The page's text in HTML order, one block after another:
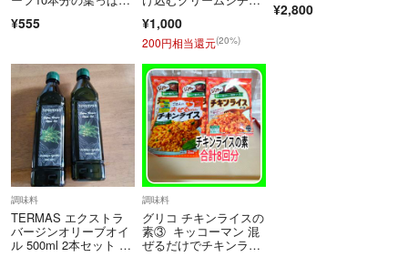
¥555 チュー
¥1,000
200円相当還元(20%)
¥2,800
調味料
TERMAS エクストラ
バージンオリーブオイ
ル 500ml 2本セット 未
調味料
グリコ チキンライスの
素③ キッコーマン 混
ぜるだけでチキンライ